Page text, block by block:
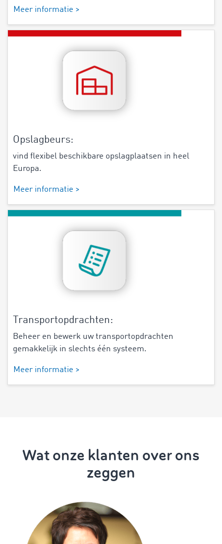
Meer informatie >
Opslagbeurs:
vind flexibel beschikbare opslagplaatsen in heel
Europa.
Meer informatie >
Transportopdrachten:
Beheer en bewerk uw transportopdrachten
gemakkelijk in slechts één systeem.
Meer informatie >
Wat onze klanten over ons
zeggen